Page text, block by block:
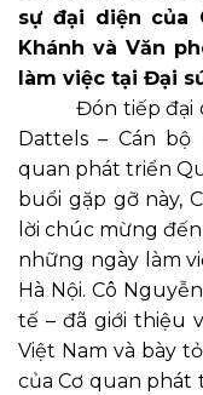
sự đại diện của
Khánh và Văn
làm việc tại Đại
Đón tiếp đại
Dattels – Cán
quan phát triển
buổi gặp gỡ này,
lời chúc mừng
những ngày làm
Hà Nội. Cô
tế – đã giới thiệu
Việt Nam và bày
của Cơ quan phát